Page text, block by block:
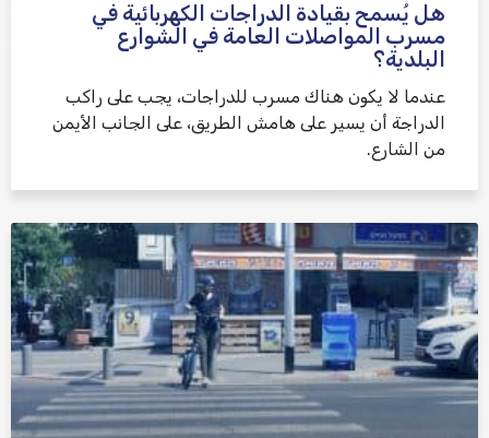
هل يُسمح بقيادة الدراجات الكهربائية في
مسرب المواصلات العامة في الشوارع
البلدية؟
عندما لا يكون هناك مسرب للدراجات، يجب على راكب
الدراجة أن يسير على هامش الطريق، على الجانب الأيمن
من الشارع.